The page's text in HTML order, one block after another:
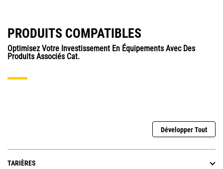
PRODUITS COMPATIBLES
Optimisez Votre Investissement En Équipements Avec Des
Produits Associés Cat.
Développer Tout
TARIÈRES